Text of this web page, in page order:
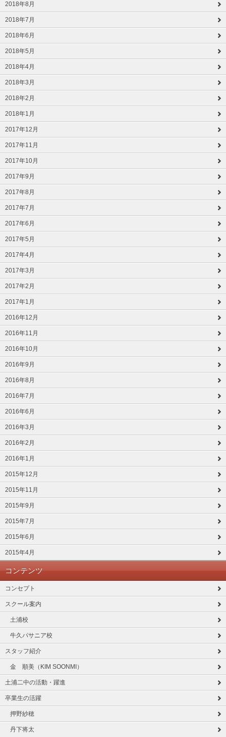
2018年8月
2018年7月
2018年6月
2018年5月
2018年4月
2018年3月
2018年2月
2018年1月
2017年12月
2017年11月
2017年10月
2017年9月
2017年8月
2017年7月
2017年6月
2017年5月
2017年4月
2017年3月
2017年2月
2017年1月
2016年12月
2016年11月
2016年10月
2016年9月
2016年8月
2016年7月
2016年6月
2016年3月
2016年2月
2016年1月
2015年12月
2015年11月
2015年9月
2015年7月
2015年6月
2015年4月
コンテンツ
コンセプト
スクール案内
土浦校
牛久パサニア校
スタッフ紹介
金 順美（KIM SOONMI）
土浦二中の活動・躍進
卒業生の活躍
押野紗穂
丹下将太